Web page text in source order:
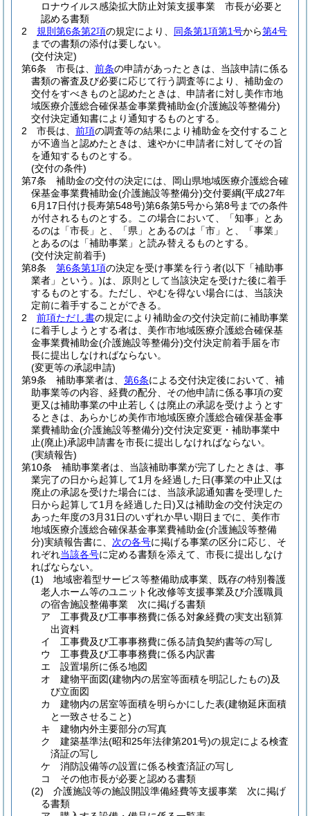
ロナウイルス感染拡大防止対策支援事業 市長が必要と
認める書類
2
規則第6条第2項の規定により、 同条第1項第1号から第4号
までの書類の添付は要しない。
(交付決定)
第6条
市長は、 前条の申請があったときは、当該申請に係る
書類の審査及び必要に応じて行う調査等により、補助金の
交付をすべきものと認めたときは、申請者に対し美作市地
域医療介護総合確保基金事業費補助金(介護施設等整備分)
交付決定通知書により通知するものとする。
2
市長は、 前項の調査等の結果により補助金を交付すること
が不適当と認めたときは、速やかに申請者に対してその旨
を通知するものとする。
(交付の条件)
第7条
補助金の交付の決定には、岡山県地域医療介護総合確
保基金事業費補助金(介護施設等整備分)交付要綱(平成27年
6月17日付け長寿第548号)第6条第5号から第8号までの条件
が付されるものとする。
この場合において、「知事」とあ
るのは「市長」と、「県」とあるのは「市」と、「事業」
とあるのは「補助事業」と読み替えるものとする。
(交付決定前着手)
第8条
第6条第1項の決定を受け事業を行う者(以下「補助事
業者」という。)は、原則として当該決定を受けた後に着手
するものとする。 ただし、やむを得ない場合には、当該決
定前に着手することができる。
2
前項ただし書の規定により補助金の交付決定前に補助事業
に着手しようとする者は、美作市地域医療介護総合確保基
金事業費補助金(介護施設等整備分)交付決定前着手届を市
長に提出しなければならない。
(変更等の承認申請)
第9条
補助事業者は、 第6条による交付決定後において、補
助事業等の内容、経費の配分、その他申請に係る事項の変
更又は補助事業の中止若しくは廃止の承認を受けようとす
るときは、あらかじめ美作市地域医療介護総合確保基金事
業費補助金(介護施設等整備分)交付決定変更・補助事業中
止(廃止)承認申請書を市長に提出しなければならない。
(実績報告)
第10条
補助事業者は、当該補助事業が完了したときは、事
業完了の日から起算して1月を経過した日(事業の中止又は
廃止の承認を受けた場合には、当該承認通知書を受理した
日から起算して1月を経過した日)又は補助金の交付決定の
あった年度の3月31日のいずれか早い期日までに、美作市
地域医療介護総合確保基金事業費補助金(介護施設等整備
分)実績報告書に、 次の各号に掲げる事業の区分に応じ、そ
れぞれ当該各号に定める書類を添えて、市長に提出しなけ
ればならない。
(1)
地域密着型サービス等整備助成事業、既存の特別養護
老人ホーム等のユニット化改修等支援事業及び介護職員
の宿舎施設整備事業 次に掲げる書類
ア
工事費及び工事事務費に係る対象経費の実支出額算
出資料
イ
工事費及び工事事務費に係る請負契約書等の写し
ウ
工事費及び工事事務費に係る内訳書
エ
設置場所に係る地図
オ
建物平面図(建物内の居室等面積を明記したもの)及
び立面図
カ
建物内の居室等面積を明らかにした表(建物延床面積
と一致させること)
キ
建物内外主要部分の写真
ク
建築基準法(昭和25年法律第201号)の規定による検査
済証の写し
ケ
消防設備等の設置に係る検査済証の写し
コ
その他市長が必要と認める書類
(2)
介護施設等の施設開設準備経費等支援事業 次に掲げ
る書類